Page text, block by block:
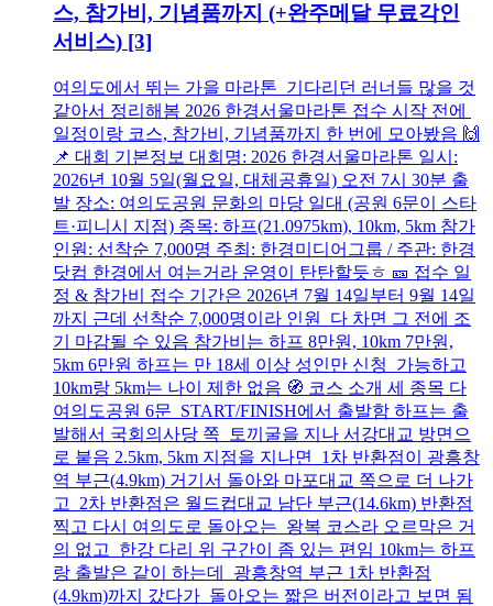
스, 참가비, 기념품까지 (+완주메달 무료각인
서비스) [3]
여의도에서 뛰는 가을 마라톤 기다리던 러너들 많을 것
같아서 정리해봄 2026 한경서울마라톤 접수 시작 전에
일정이랑 코스, 참가비, 기념품까지 한 번에 모아봤음 🙌
📌 대회 기본정보 대회명: 2026 한경서울마라톤 일시:
2026년 10월 5일(월요일, 대체공휴일) 오전 7시 30분 출
발 장소: 여의도공원 문화의 마당 일대 (공원 6문이 스타
트·피니시 지점) 종목: 하프(21.0975km), 10km, 5km 참가
인원: 선착순 7,000명 주최: 한경미디어그룹 / 주관: 한경
닷컴 한경에서 여는거라 운영이 탄탄할듯ㅎ 🎫 접수 일
정 & 참가비 접수 기간은 2026년 7월 14일부터 9월 14일
까지 근데 선착순 7,000명이라 인원 다 차면 그 전에 조
기 마감될 수 있음 참가비는 하프 8만원, 10km 7만원,
5km 6만원 하프는 만 18세 이상 성인만 신청 가능하고
10km랑 5km는 나이 제한 없음 🧭 코스 소개 세 종목 다
여의도공원 6문 START/FINISH에서 출발함 하프는 출
발해서 국회의사당 쪽 토끼굴을 지나 서강대교 방면으
로 붙음 2.5km, 5km 지점을 지나면 1차 반환점이 광흥창
역 부근(4.9km) 거기서 돌아와 마포대교 쪽으로 더 나가
고 2차 반환점은 월드컵대교 남단 부근(14.6km) 반환점
찍고 다시 여의도로 돌아오는 왕복 코스라 오르막은 거
의 없고 한강 다리 위 구간이 좀 있는 편임 10km는 하프
랑 출발은 같이 하는데 광흥창역 부근 1차 반환점
(4.9km)까지 갔다가 돌아오는 짧은 버전이라고 보면 됨